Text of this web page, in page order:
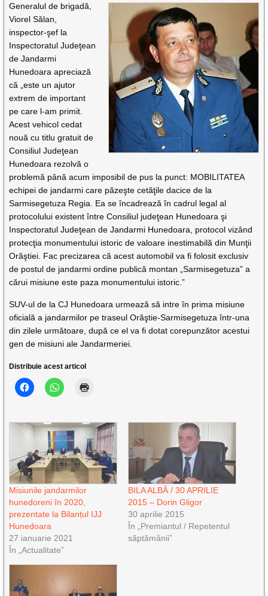
Generalul de brigadă,
Viorel Sălan,
inspector-şef la
Inspectoratul Judeţean
de Jandarmi
Hunedoara apreciază
că „este un ajutor
extrem de important
pe care l-am primit.
Acest vehicol cedat
nouă cu titlu gratuit de
Consiliul Judeţean
Hunedoara rezolvă o
problemă până acum imposibil de pus la punct: MOBILITATEA
echipei de jandarmi care păzeşte cetăţile dacice de la
Sarmisegetuza Regia. Ea se încadrează în cadrul legal al
protocolului existent între Consiliul judeţean Hunedoara şi
Inspectoratul Judeţean de Jandarmi Hunedoara, protocol vizând
protecţia monumentului istoric de valoare inestimabilă din Munţii
Orăştiei. Fac precizarea că acest automobil va fi folosit exclusiv
de postul de jandarmi ordine publică montan „Sarmisegetuza” a
cărui misiune este paza monumentului istoric.”
SUV-ul de la CJ Hunedoara urmează să intre în prima misiune
oficială a jandarmilor pe traseul Orăştie-Sarmisegetuza într-una
din zilele următoare, după ce el va fi dotat corepunzător acestui
gen de misiuni ale Jandarmeriei.
Distribuie acest articol
Misiunile jandarmilor
hunedoreni în 2020,
prezentate la Bilanțul IJJ
Hunedoara
27 ianuarie 2021
În „Actualitate”
BILA ALBĂ / 30 APRILIE
2015 – Dorin Gligor
30 aprilie 2015
În „Premiantul / Repetentul
săptămânii”